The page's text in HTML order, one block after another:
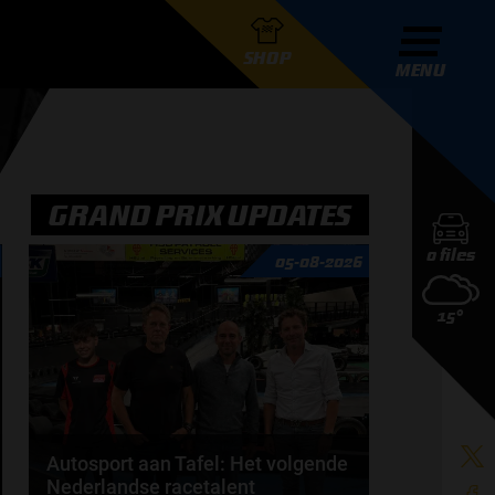
SHOP
MENU
0 files
15°
GRAND PRIX UPDATES
05-08-2026
Autosport aan Tafel: Het volgende
Nederlandse racetalent
GRAND PRIX RADIO
PRIX RADIO TEAM
PRIX RADIO ACTIES